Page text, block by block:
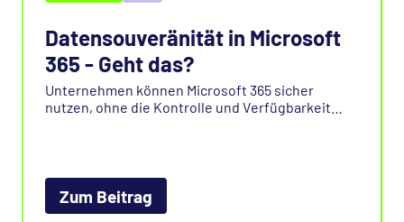
Datensouveränität in Microsoft
365 - Geht das?
Unternehmen können Microsoft 365 sicher
nutzen, ohne die Kontrolle und Verfügbarkeit
Zum Beitrag